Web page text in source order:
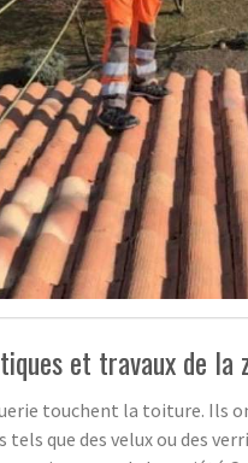
et travaux de la
touchent la toiture. Ils
que des velux ou des